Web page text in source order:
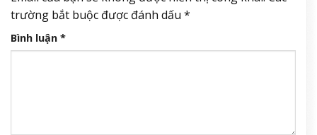
trường bắt buộc được đánh dấu *
Bình luận *